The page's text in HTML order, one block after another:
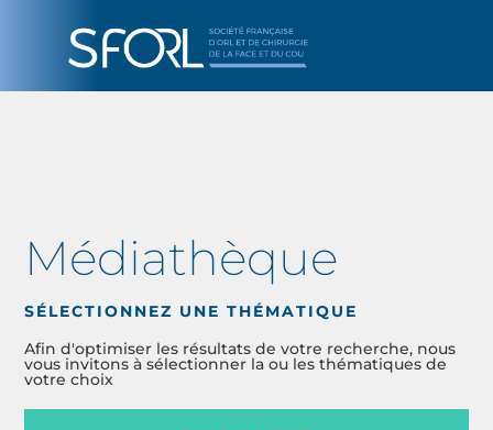
Médiathèque
SÉLECTIONNEZ UNE THÉMATIQUE
Afin d'optimiser les résultats de votre recherche, nous
vous invitons à sélectionner la ou les thématiques de
votre choix